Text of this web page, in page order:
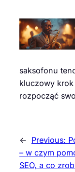
saksofonu
kluczowy
rozpocząć
← Previous:
– w czym
SEO, a co